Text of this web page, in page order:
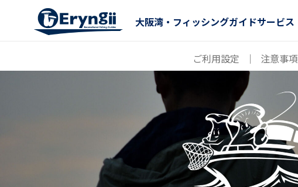
大阪湾・フィッシングガイドサービ
ご利用設定 ｜ 注意事項